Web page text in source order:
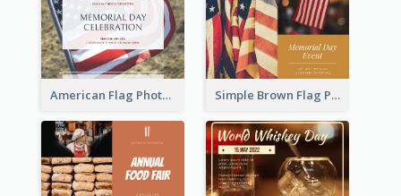
American Flag Photo Memorial Day Celebration Facebook Post Simple Brown Flag Photo Memorial Day Facebook Post